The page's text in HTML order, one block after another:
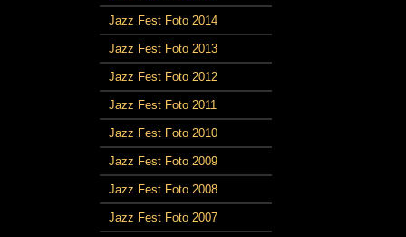
Jazz Fest Foto 2014
Jazz Fest Foto 2013
Jazz Fest Foto 2012
Jazz Fest Foto 2011
Jazz Fest Foto 2010
Jazz Fest Foto 2009
Jazz Fest Foto 2008
Jazz Fest Foto 2007